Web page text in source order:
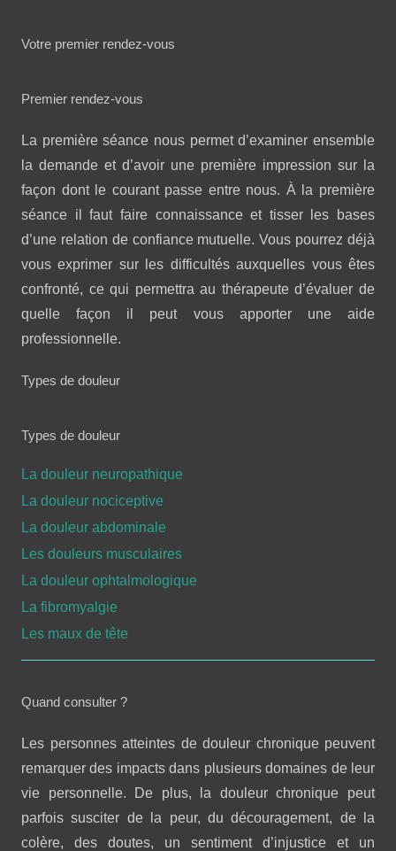
Votre premier rendez-vous
Premier rendez-vous
La première séance nous permet d’examiner ensemble
la demande et d’avoir une première impression sur la
façon dont le courant passe entre nous. À la première
séance il faut faire connaissance et tisser les bases
d’une relation de confiance mutuelle. Vous pourrez déjà
vous exprimer sur les difficultés auxquelles vous êtes
confronté, ce qui permettra au thérapeute d’évaluer de
quelle façon il peut vous apporter une aide
professionnelle.
Types de douleur
Types de douleur
La douleur neuropathique
La douleur nociceptive
La douleur abdominale
Les douleurs musculaires
La douleur ophtalmologique
La fibromyalgie
Les maux de tête
Quand consulter ?
Les personnes atteintes de douleur chronique peuvent
remarquer des impacts dans plusieurs domaines de leur
vie personnelle. De plus, la douleur chronique peut
parfois susciter de la peur, du découragement, de la
colère, des doutes, un sentiment d’injustice et un